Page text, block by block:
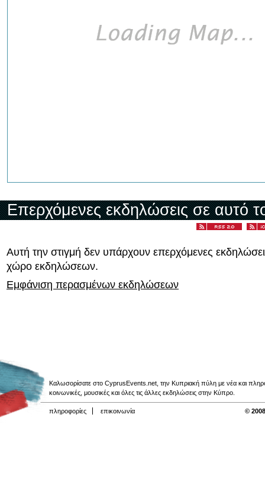
Επερχόμενες εκδηλώσεις σε αυτό
Αυτή την στιγμή δεν υπάρχουν επερχόμενες
χώρο εκδηλώσεων.
Εμφάνιση περασμένων εκδηλώσεων
Καλωσορίσατε στο CyprusEvents.net, την Κυπριακή πύλη με νέα και
κοινωνικές, μουσικές και όλες τις άλλες εκδηλώσεις στην Κύπρο.
πληροφορίες επικοινωνία ©